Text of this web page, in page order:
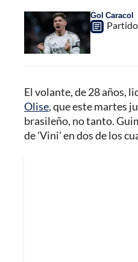
Gol Caracol
El volante, de 28 años,
Olise, que este martes
brasileño, no tanto.
de 'Vini' en dos de los